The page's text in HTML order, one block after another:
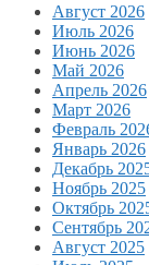
Август 2026
Июль 2026
Июнь 2026
Май 2026
Апрель 2026
Март 2026
Февраль
Январь 2026
Декабрь
Ноябрь 2025
Октябрь
Сентябрь
Август 2025